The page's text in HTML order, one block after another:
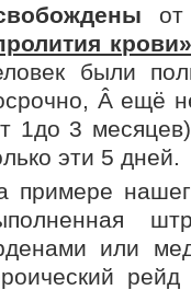
были
Â ещё
1до 3
эти 5 дней.
примере
или